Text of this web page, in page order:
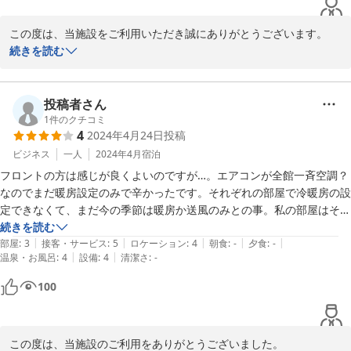
この度は、当施設をご利用いただき誠にありがとうございます。
お褒めの言葉もいただき嬉しく思います。
今後もお客様の貴重なご意見にお応えできるよう
心がけてまいります。
またのお越しをスタッフ一同お待ち申し上げます。
宿泊受付　大塚
2024-05-14
続きを読む
投稿者さん
1件のクチコミ
4 2024年4月24日投稿
ビジネス 一人 2024年4月宿泊
フロントの方は感じが良くよいのですが…。エアコンが全館一斉空調？
なのでまだ暖房設定のみで辛かったです。それぞれの部屋で冷暖房の設
定できなくて、まだ今の季節は暖房か送風のみとの事。私の部屋はその
送風も壊れてて部屋を変わりましたが、暑がりなので送風では涼しくな
らず、寝付けれませんでした。こちらを改善いただけると助かります。
続きを読む
部屋: 3 | 接客・サービス: 5 | ロケーション: 4 | 朝食: - | 夕食: - |
温泉・お風呂: 4 | 設備: 4 | 清潔さ: -
100
この度は、当施設のご利用をありがとうございました。